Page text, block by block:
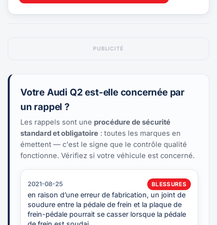
PUBLICITÉ
Votre Audi Q2 est-elle concernée par
un rappel ?
Les rappels sont une procédure de sécurité
standard et obligatoire : toutes les marques en
émettent — c'est le signe que le contrôle qualité
fonctionne. Vérifiez si votre véhicule est concerné.
2021-08-25 BLESSURES
en raison d’une erreur de fabrication, un joint de
soudure entre la pédale de frein et la plaque de
frein-pédale pourrait se casser lorsque la pédale